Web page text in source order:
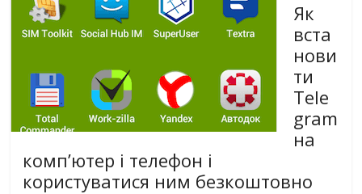
Як
вста
нови
ти
Tele
gram
на
комп’ютер і телефон і
користуватися ним безкоштовно